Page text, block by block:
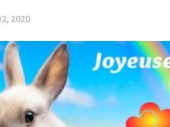
2020